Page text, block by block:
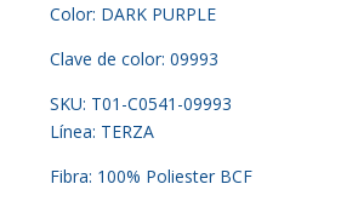
Color: DARK PURPLE
Clave de color: 09993
SKU: T01-C0541-09993
Línea: TERZA
Fibra: 100% Poliester BCF